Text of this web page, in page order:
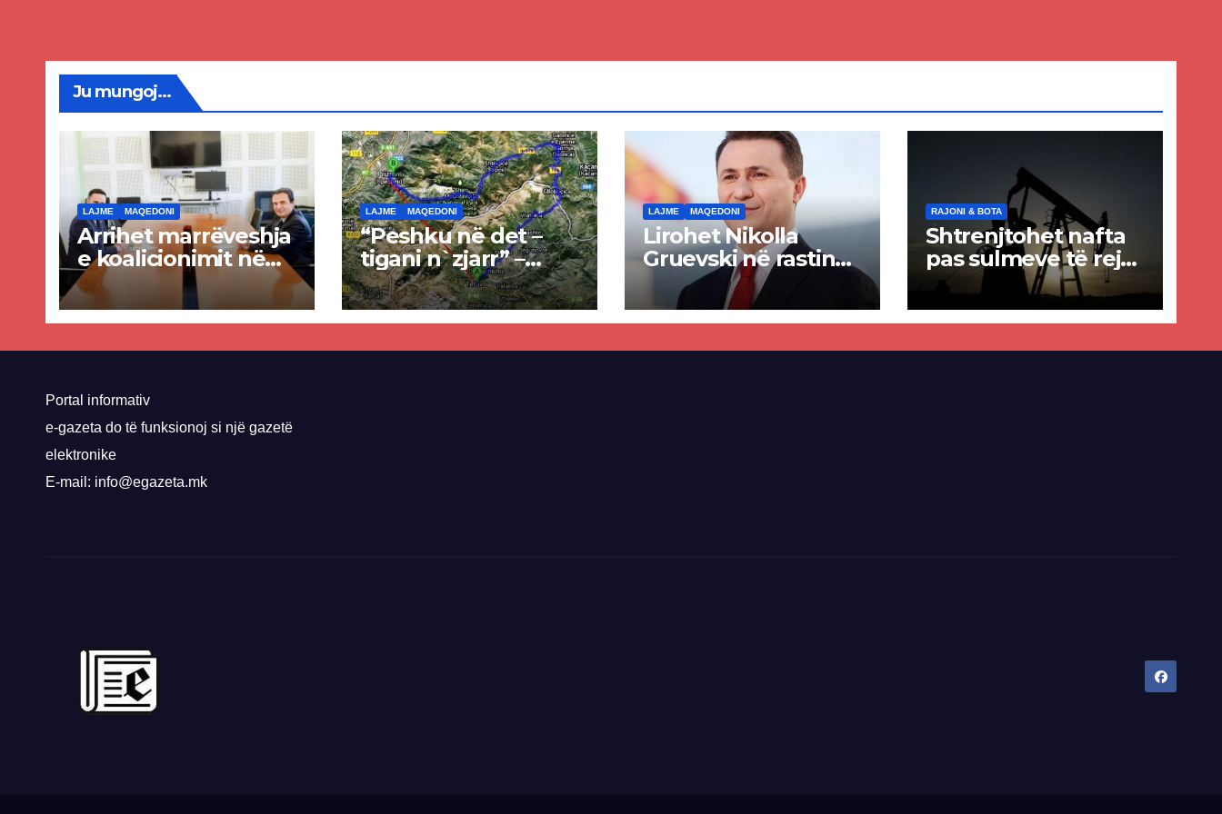
Ju mungoj...
LAJME MAQEDONI
Arrihet marrëveshja
e koalicionimit në
parim mes Kurtit
dhe Abdixhikut
LAJME MAQEDONI
“Peshku në det –
tigani n`zjarr” –
Ende pa u kryer
projekti i tunelit,
komuna e Tetovës
nis punimet për
LAJME MAQEDONI
Lirohet Nikolla
Gruevski në rastin
“Talir 2”, gjykata
rrëzon akuzat për
ndërtimin e
paligjshëm të selisë
RAJONI & BOTA
Shtrenjtohet nafta
pas sulmeve të reja
SHBA–Iran
Portal informativ
e-gazeta do të funksionoj si një gazetë
elektronike
E-mail: info@egazeta.mk